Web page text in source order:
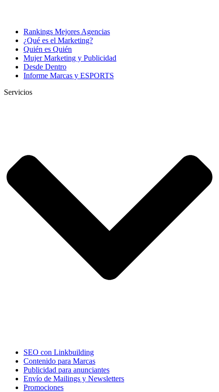
Rankings Mejores Agencias
¿Qué es el Marketing?
Quién es Quién
Mujer Marketing y Publicidad
Desde Dentro
Informe Marcas y ESPORTS
Servicios
SEO con Linkbuilding
Contenido para Marcas
Publicidad para anunciantes
Envío de Mailings y Newsletters
Promociones